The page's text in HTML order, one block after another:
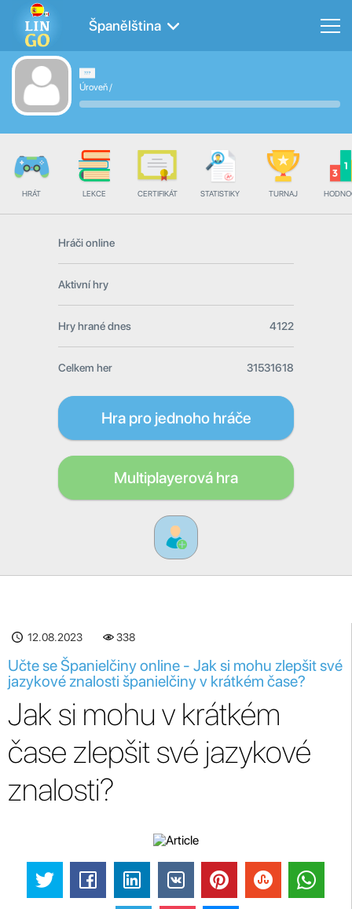
Španělština
Úroveň/
HRÁT LEKCE CERTIFIKÁT STATISTIKY TURNAJ
Hráči online
Aktivní hry
Hry hrané dnes 4122
Celkem her 31531618
Hra pro jednoho hráče
Multiplayerová hra
12.08.2023 338
Učte se Španielčiny online - Jak si mohu zlepšit své
jazykové znalosti španielčiny v krátkém čase?
Jak si mohu v krátkém
čase zlepšit své jazykové
znalosti?